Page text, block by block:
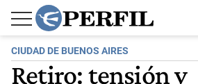
CIUDAD DE BUENOS AIRES
Retiro: tensión y